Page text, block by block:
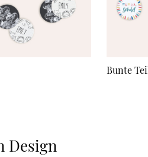
Bunte
Design